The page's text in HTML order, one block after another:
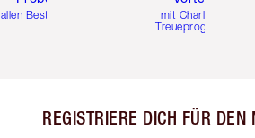
Bestellungen
mit Charlottes
Treueprogramm
REGISTRIERE DICH FÜR DEN